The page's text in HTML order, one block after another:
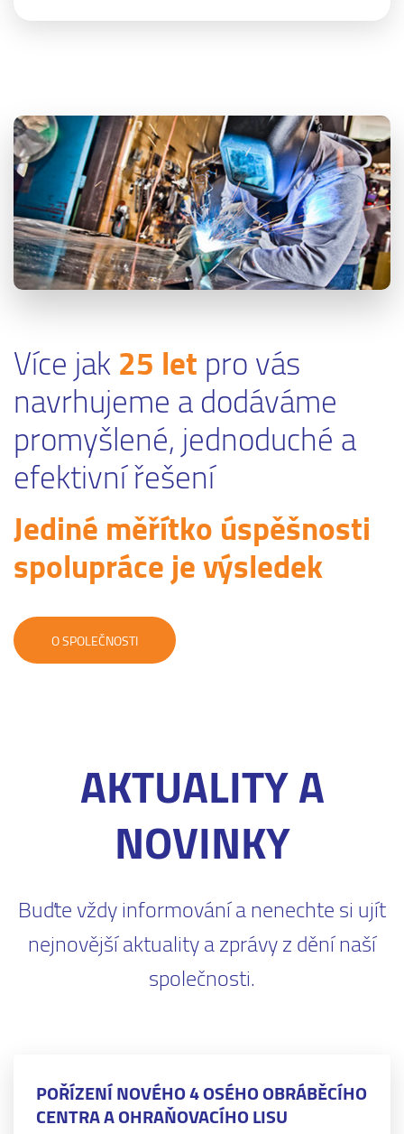
Více jak25 letpro vás
navrhujeme a dodáváme
promyšlené, jednoduché a
efektivní řešení
Jediné měřítko úspěšnosti
spolupráce je výsledek
O SPOLEČNOSTI
AKTUALITY A
NOVINKY
Buďte vždy informování a nenechte si ujít
nejnovější aktuality a zprávy z dění naší
společnosti.
POŘÍZENÍ NOVÉHO 4 OSÉHO OBRÁBĚCÍHO
CENTRA A OHRAŇOVACÍHO LISU